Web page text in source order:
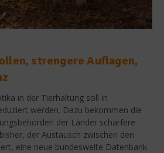
strengere Auflagen,
in der Tierhaltung soll in
werden. Dazu bekommen die
der Länder schärfere
der Austausch zwischen den
eine neue bundesweite Datenbank